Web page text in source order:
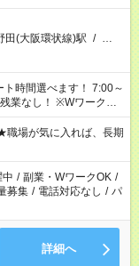
田(大阪環状線)駅 / …
※Wワークの
就業はご案内できませ
社会保険への加入対象
原則禁止）により、
場合があります
場が気に入れば、長期
/ 副業・WワークOK /
募集 / 電話対応なし / パ
詳細へ